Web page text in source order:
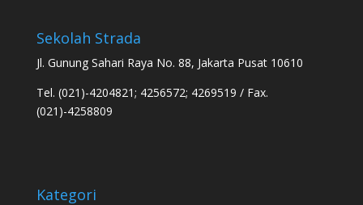
Sekolah Strada
Jl. Gunung Sahari Raya No. 88, Jakarta Pusat 10610
Tel. (021)-4204821; 4256572; 4269519 / Fax.
(021)-4258809
Kategori